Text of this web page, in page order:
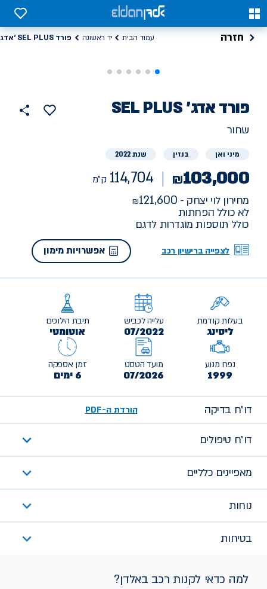
0
0
חזרה עמוד הבית יד ראשונה פורד SEL PLUS 'אדג
רכב
יד
פורדSEL PLUS 'אדג
הוסף
למועדפים
שחור
מיני ואן בנזין שנת 2022
₪103,000
114,704 ק"מ
מחירון לוי יצחק - 121,600
לא כולל הפחתות
כולל תוספות מוגדרות לדגם
לצפייה ברישיון רכב אפשרויות מימון
בעלות קודמת
ליסינג
עלייה לכביש
07/2022
תיבת הילוכים
אוטומטי
נפח מנוע
1999
מועד הטסט
07/2026
זמן אספקה
6 ימים
דו״ח בדיקה הורדת ה-PDF
דו״ח טיפולים
מאפיינים כלליים
נוחות
בטיחות
למה כדאי לקנות רכב באלדן?